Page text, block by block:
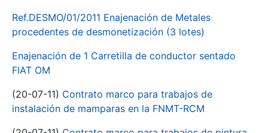
Ref.DESMO/01/2011 Enajenación de Metales
procedentes de desmonetización (3 lotes)
Enajenación de 1 Carretilla de conductor sentado
FIAT OM
(20-07-11) Contrato marco para trabajos de
instalación de mamparas en la FNMT-RCM